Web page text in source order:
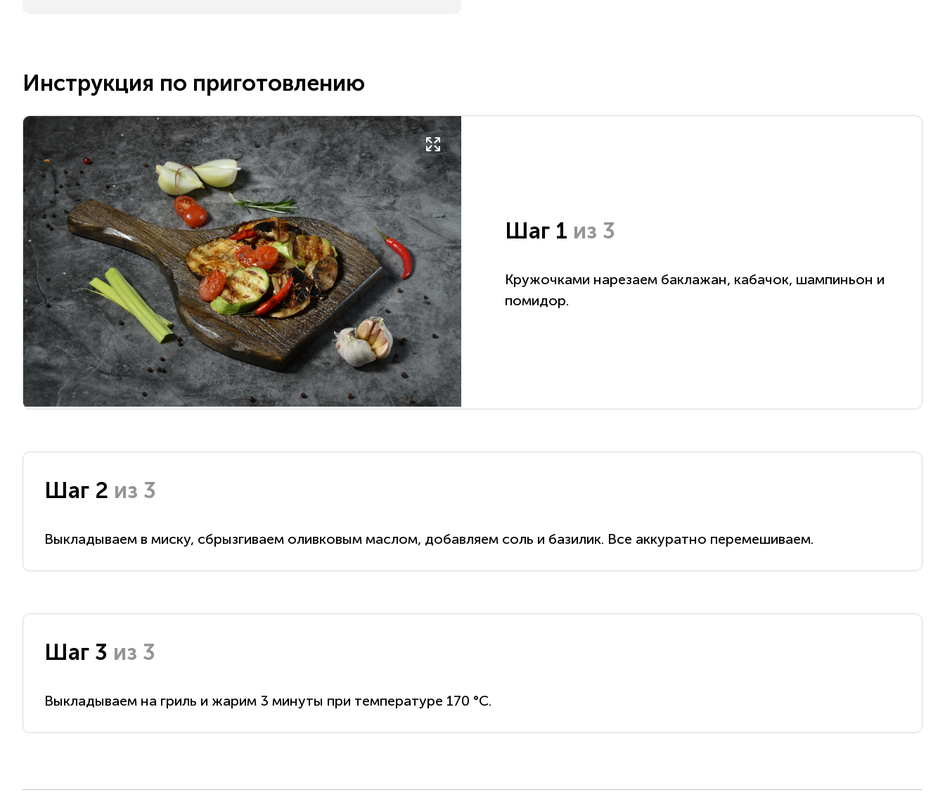
Инструкция по приготовлению
Шаг 1 из 3
Кружочками нарезаем баклажан, кабачок, шампиньон и
помидор.
Шаг 2 из 3
Выкладываем в миску, сбрызгиваем оливковым маслом, добавляем соль и базилик. Все аккуратно перемешиваем.
Шаг 3 из 3
Выкладываем на гриль и жарим 3 минуты при температуре 170 °С.